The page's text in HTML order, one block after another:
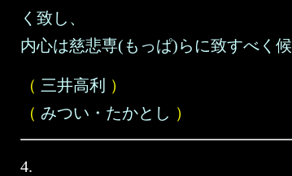
く致し、
内心は慈悲専(もっぱ)らに致すべく候
（ 三井高利 ）
（ みつい・たかとし ）
4.